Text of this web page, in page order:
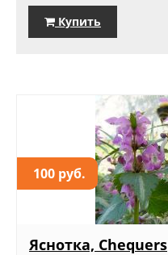
Купить
100 руб.
Яснотка, Chequers